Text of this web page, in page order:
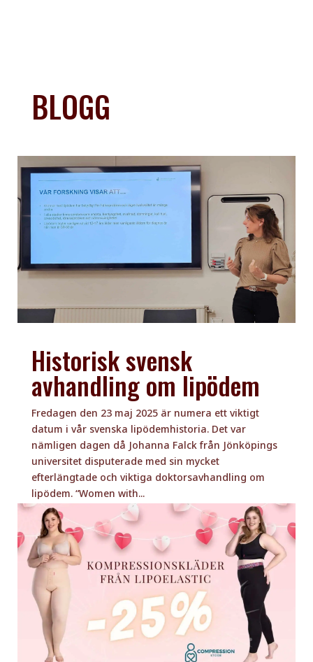
BLOGG
Historisk svensk
avhandling om lipödem
Fredagen den 23 maj 2025 är numera ett viktigt
datum i vår svenska lipödemhistoria. Det var
nämligen dagen då Johanna Falck från Jönköpings
universitet disputerade med sin mycket
efterlängtade och viktiga doktorsavhandling om
lipödem. “Women with...
läs mer